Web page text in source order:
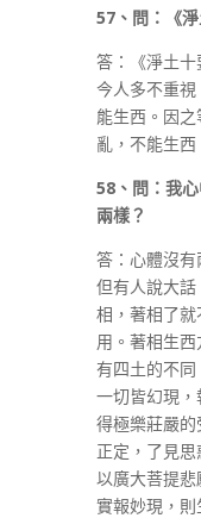
57、問：《
答：《淨土
今人多不重
能生西。因
亂，不能生西
58、問：我
兩樣？
答：心體沒有
但有人說大
相，著相了
用。著相生
有四土的不
一切皆幻現
得極樂莊嚴
正定，了見
以廣大菩提悲
實報妙現，